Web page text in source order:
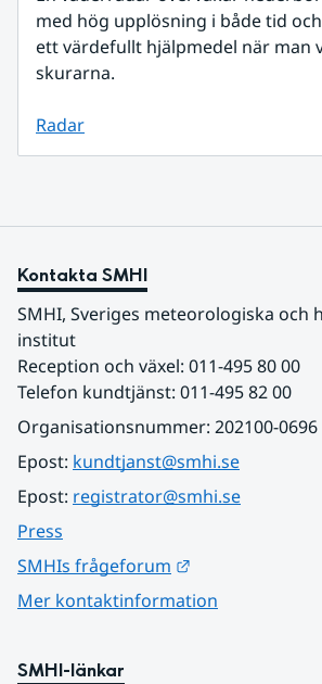
med hög upplösning i både tid
ett värdefullt hjälpmedel när man
skurarna.
Radar
Kontakta SMHI
SMHI, Sveriges meteorologiska och
institut
Reception och växel: 011-495 80 00
Telefon kundtjänst: 011-495 82 00
Organisationsnummer: 202100-0696
Epost: kundtjanst@smhi.se
Epost: registrator@smhi.se
Press
SMHIs frågeforum
Mer kontaktinformation
SMHI-länkar